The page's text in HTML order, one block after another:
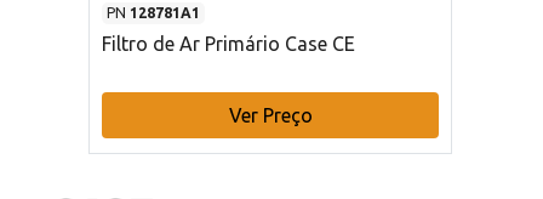
PN 128781A1
Filtro de Ar Primário Case CE
Ver Preço